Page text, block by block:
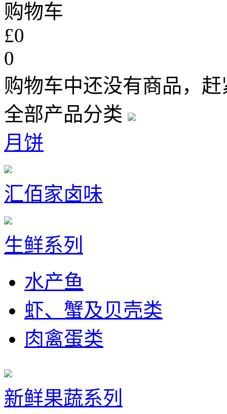
购物车
£0
0
购物车中还没有商品，
全部产品分类
月饼
汇佰家卤味
生鲜系列
水产鱼
虾、蟹及贝壳类
肉禽蛋类
新鲜果蔬系列